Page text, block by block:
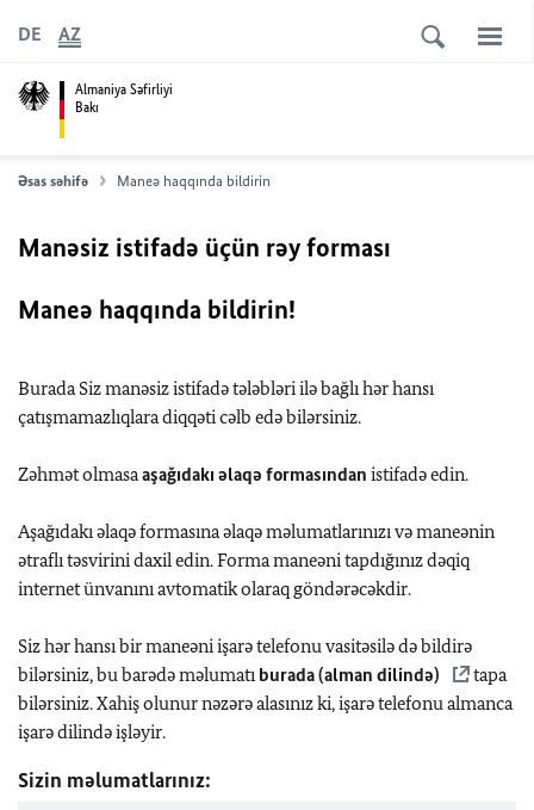
Almaniya Səfirliyi
Bakı
DE AZ
Əsas səhifə Maneə haqqında bildirin
Manəsiz istifadə üçün rəy forması
Maneə haqqında bildirin!
Burada Siz manəsiz istifadə tələbləri ilə bağlı hər hansı
çatışmamazlıqlara diqqəti cəlb edə bilərsiniz.
Zəhmət olmasaaşağıdakı əlaqə formasından istifadə edin.
Aşağıdakı əlaqə formasına əlaqə məlumatlarınızı və maneənin
ətraflı təsvirini daxil edin. Forma maneəni tapdığınız dəqiq
internet ünvanını avtomatik olaraq göndərəcəkdir.
Siz hər hansı bir maneəni işarə telefonu vasitəsilə də bildirə
bilərsiniz, bu barədə məlumatı burada (alman dilində)
tapa
bilərsiniz. Xahiş olunur nəzərə alasınız ki, işarə telefonu almanca
işarə dilində işləyir.
Sizin məlumatlarınız: